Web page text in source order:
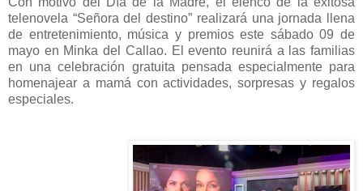
telenovela “Señora del destino” realizará una jornada llena
de entretenimiento, música y premios este sábado 09 de
mayo en Minka del Callao. El evento reunirá a las familias
en una celebración gratuita pensada especialmente para
homenajear a mamá con actividades, sorpresas y regalos
especiales.